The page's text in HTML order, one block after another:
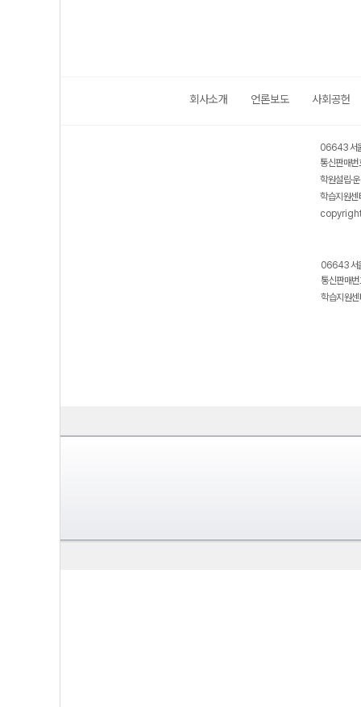
회사소개 언론보도 사회공헌
06643 서
통신판매
학원설립·
학습지원
06643 서
통신판매
학습지원